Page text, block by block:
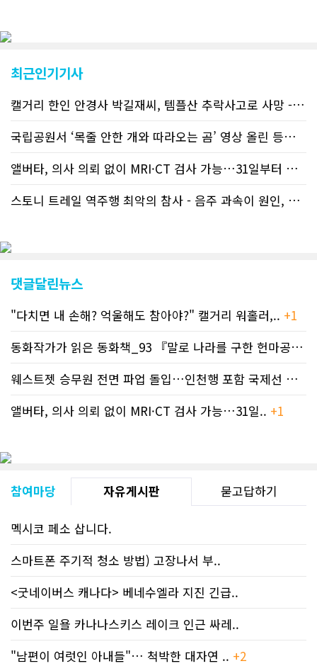
등재가 지연되곤 했으나 동포사회의 뜨
신기사를 매일 웹에 올리는 것으로 정책
을 변경했다. 이에 따라 독자들은 CN드
림 사이트 방문을 통해 매일 따끈따끈한
캐나다 전국 뉴스와 앨버타주 지역 최신
지는 뜨거운 성원에 보답고저 최근 웹 사
사 5위 차지
최근인기기사
캘거리 한인 안경사 박길재씨, 템플산 추락사고로 사망 - 헬기 구조..
국립공원서 ‘목줄 안한 개와 따라오는 곰’ 영상 올린 등산객 기소돼
앨버타, 의사 의뢰 없이 MRI·CT 검사 가능…31일부터 자비 부..
스토니 트레일 역주행 최악의 참사 - 음주 과속이 원인, 4명 사망..
댓글달린뉴스
"다치면 내 손해? 억울해도 참아야?" 캘거리 워홀러,.. +1
동화작가가 읽은 동화책_93 『말로 나라를 구한 헌마공..+2
웨스트젯 승무원 전면 파업 돌입…인천행 포함 국제선 줄..
앨버타, 의사 의뢰 없이 MRI·CT 검사 가능…31일.. +1
참여마당 자유게시판 묻고답하기
멕시코 페소 삽니다.
스마트폰 주기적 청소 방법) 고장나서 부..
<굿네이버스 캐나다> 베네수엘라 지진 긴급..
이번주 일욜 카나나스키스 레이크 인근 싸레..
"남편이 여럿인 아내들"… 척박한 대자연 .. +2